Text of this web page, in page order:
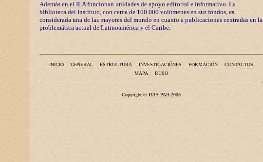
Además en el ILA funcionan unidades de apoyo editorial e informativo. La
biblioteca del Instituto, con cerca de 100.000 volúmenes en sus fondos, es
considerada una de las mayores del mundo en cuanto a publicaciones centradas en la
problemática actual de Latinoamérica y el Caribe.
INICIO GENERAL ESTRUCTURA INVESTIGACIÓNES FORMACIÓN
CONTACTOS
MAPA
RUSO
Copyright © ИЛА РАН 2005